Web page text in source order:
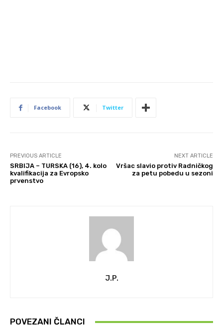
Facebook Twitter
PREVIOUS ARTICLE
SRBIJA – TURSKA (16), 4. kolo
kvalifikacija za Evropsko
prvenstvo
NEXT ARTICLE
Vršac slavio protiv Radničkog
za petu pobedu u sezoni
J.P.
POVEZANI ČLANCI